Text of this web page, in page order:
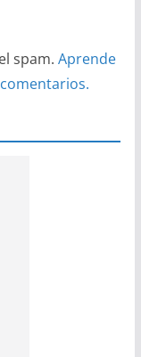
spam. Aprende